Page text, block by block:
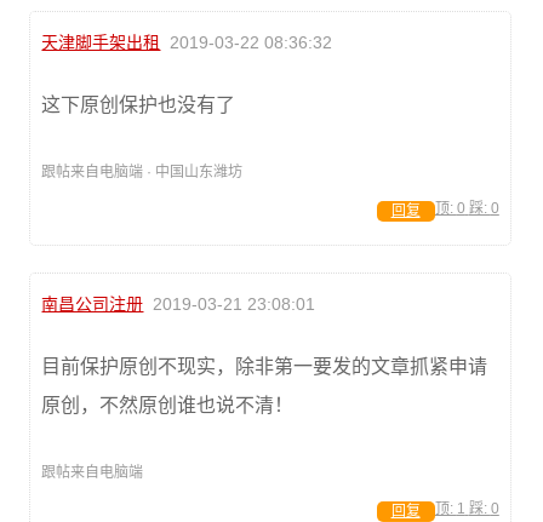
天津脚手架出租 2019-03-22 08:36:32
这下原创保护也没有了
跟帖来自电脑端 · 中国山东潍坊
顶: 0 踩: 0
回复
南昌公司注册 2019-03-21 23:08:01
目前保护原创不现实，除非第一要发的文章抓紧申请
原创，不然原创谁也说不清！
跟帖来自电脑端
顶: 1 踩: 0
回复